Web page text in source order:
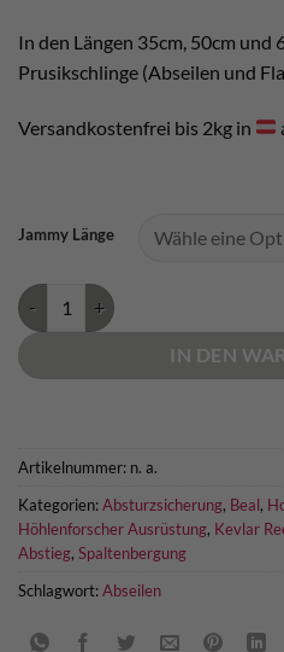
In den Längen 35cm, 50cm
Prusikschlinge (Abseilen und
Versandkostenfrei bis 2kg in
Jammy Länge
Beal Jammy Prusikschlinge Menge
IN DEN
Artikelnummer: n. a.
Kategorien:Absturzsicherung, Beal,
Höhlenforscher Ausrüstung, Kevlar
Abstieg, Spaltenbergung
Schlagwort:Abseilen